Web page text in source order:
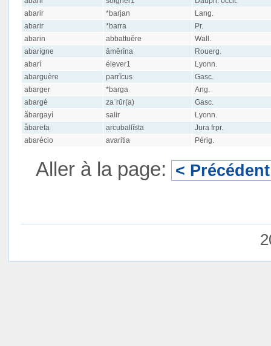
abarir
*barjan
Lang.
abarir
*barra
Pr.
abarin
abbattuĕre
Wall.
abarígne
ămĕrīna
Rouerg.
abarí
élever1
Lyonn.
abarguère
parrĭcus
Gasc.
abarger
*barga
Ang.
abargé
zaʿrūr(a)
Gasc.
ãbargayí
salir
Lyonn.
åbareta
arcuballĭsta
Jura frpr.
abarécio
avaritia Périg.
Aller à la page: < Précédent